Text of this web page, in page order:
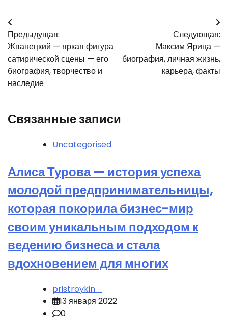
Навигация
по
записям
Предыдущая:
Жванецкий — яркая фигура
сатирической сцены — его
биография, творчество и
наследие
Следующая:
Максим Ярица —
биография, личная жизнь,
карьера, факты
Связанные записи
Uncategorised
Алиса Турова — история успеха
молодой предпринимательницы,
которая покорила бизнес-мир
своим уникальным подходом к
ведению бизнеса и стала
вдохновением для многих
pristroykin_
13 января 2022
0